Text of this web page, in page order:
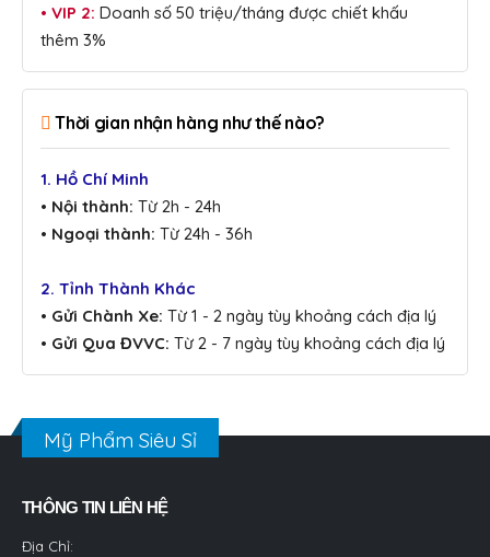
• VIP 2: Doanh số 50 triệu/tháng được chiết khấu
thêm 3%
Thời gian nhận hàng như thế nào?
1. Hồ Chí Minh
• Nội thành: Từ 2h - 24h
• Ngoại thành: Từ 24h - 36h
2. Tỉnh Thành Khác
• Gửi Chành Xe: Từ 1 - 2 ngày tùy khoảng cách địa lý
• Gửi Qua ĐVVC: Từ 2 - 7 ngày tùy khoảng cách địa lý
Mỹ Phẩm Siêu Sỉ
THÔNG TIN LIÊN HỆ
Địa Chỉ: